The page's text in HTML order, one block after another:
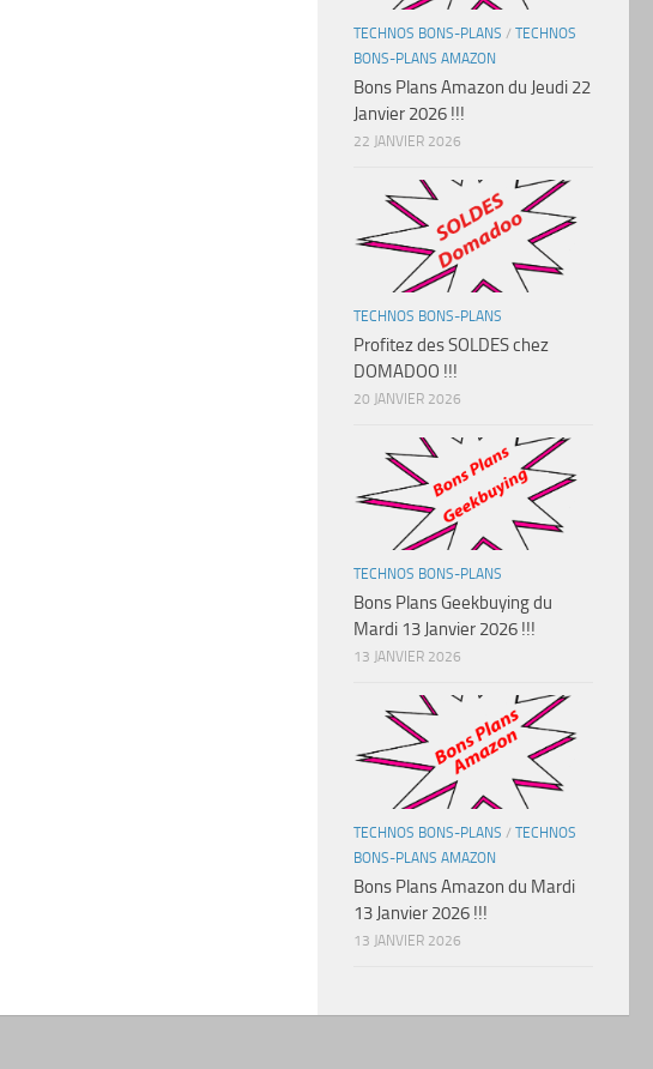
TECHNOS BONS-PLANS / TECHNOS
BONS-PLANS AMAZON
Bons Plans Amazon du Jeudi 22
Janvier 2026 !!!
22 JANVIER 2026
TECHNOS BONS-PLANS
Profitez des SOLDES chez
DOMADOO !!!
20 JANVIER 2026
TECHNOS BONS-PLANS
Bons Plans Geekbuying du
Mardi 13 Janvier 2026 !!!
13 JANVIER 2026
TECHNOS BONS-PLANS / TECHNOS
BONS-PLANS AMAZON
Bons Plans Amazon du Mardi
13 Janvier 2026 !!!
13 JANVIER 2026